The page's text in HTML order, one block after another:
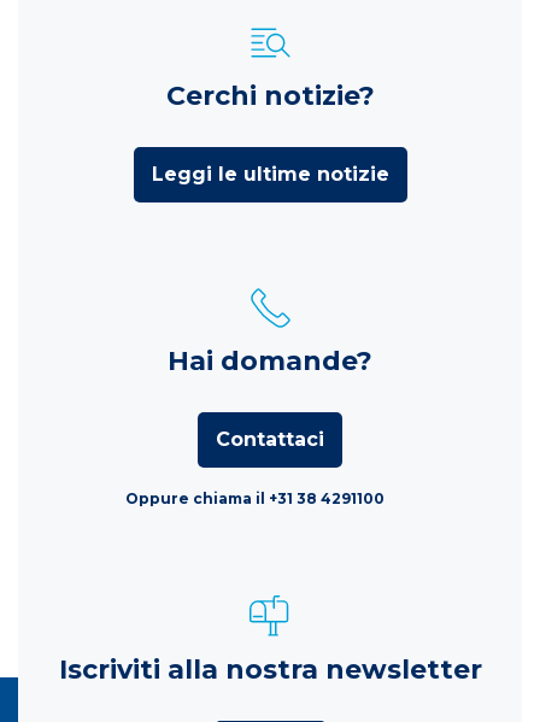
Cerchi notizie?
Leggi le ultime notizie
Hai domande?
Contattaci
Oppure chiama il +31 38 4291100
Iscriviti alla nostra newsletter